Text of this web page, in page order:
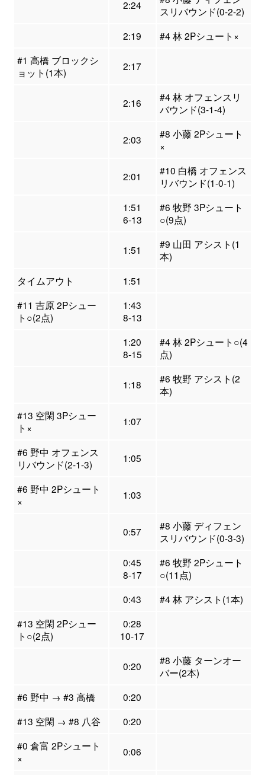
2:24
スリバウンド(0-2-2)
2:19
#4 林 2Pシュート×
#1 高橋 ブロックシ
ョット(1本)
2:17
2:16
#4 林 オフェンスリ
バウンド(3-1-4)
2:03
#8 小藤 2Pシュート
×
2:01
#10 白橋 オフェンス
リバウンド(1-0-1)
1:51
6-13
#6 牧野 3Pシュート
○(9点)
1:51
#9 山田 アシスト(1
本)
タイムアウト
1:51
#11 吉原 2Pシュー
ト○(2点)
1:43
8-13
1:20
8-15
#4 林 2Pシュート○(4
点)
1:18
#6 牧野 アシスト(2
本)
#13 空閑 3Pシュー
ト×
1:07
#6 野中 オフェンス
リバウンド(2-1-3)
1:05
#6 野中 2Pシュート
×
1:03
0:57
#8 小藤 ディフェン
スリバウンド(0-3-3)
0:45
8-17
#6 牧野 2Pシュート
○(11点)
0:43
#4 林 アシスト(1本)
#13 空閑 2Pシュー
ト○(2点)
0:28
10-17
0:20
#8 小藤 ターンオー
バー(2本)
#6 野中 → #3 高橋
0:20
#13 空閑 → #8 八谷
0:20
#0 倉富 2Pシュート
×
0:06